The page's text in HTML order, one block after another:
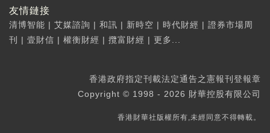
友情鏈接
清博智能 | 艾媒諮詢 | 和訊 | 新時空 | 時代財經 | 證券市場周
刊
| 壹財信 | 權衡財經 | 攬富財經 | 更多...
香港政府指定刊載法定通告之憲報刊登報章
Copyright © 1998 - 2026 財華控股有限公司
香港財華社版權所有,未經同意不得轉載。